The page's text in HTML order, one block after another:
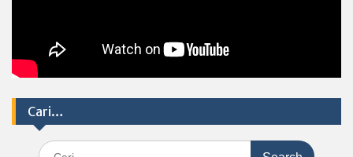
Cari…
Search